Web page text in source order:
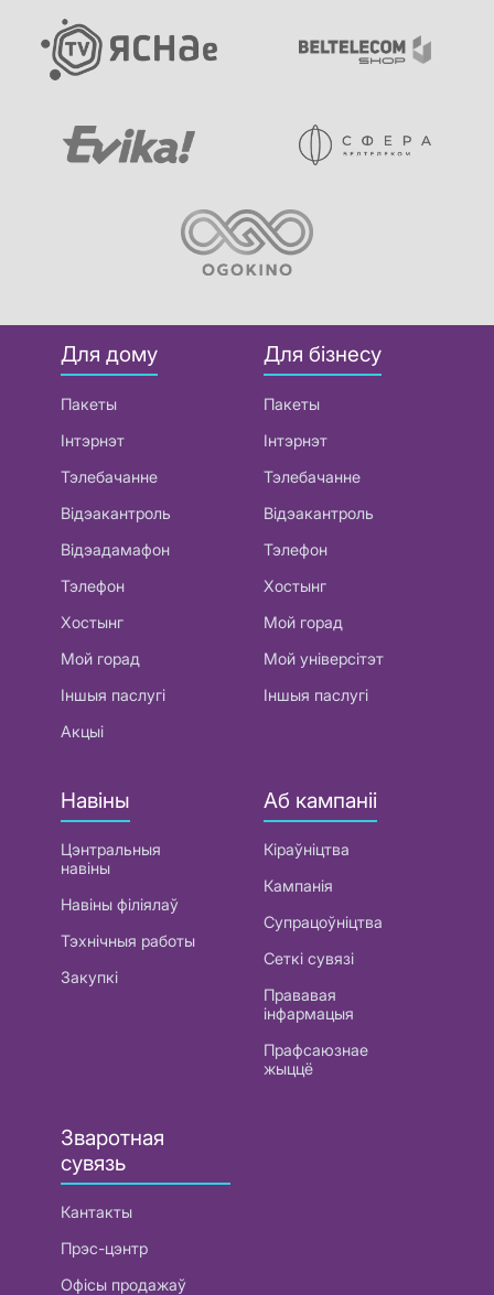
Для дому
Пакеты
Інтэрнэт
Тэлебачанне
Відэакантроль
Відэадамафон
Тэлефон
Хостынг
Мой горад
Іншыя паслугі
Акцыі
Для бізнесу
Пакеты
Інтэрнэт
Тэлебачанне
Відэакантроль
Тэлефон
Хостынг
Мой горад
Мой універсітэт
Іншыя паслугі
Навіны
Цэнтральныя
навіны
Навіны філіялаў
Тэхнічныя работы
Закупкі
Аб кампаніі
Кіраўніцтва
Кампанія
Супрацоўніцтва
Сеткі сувязі
Прававая
інфармацыя
Прафсаюзнае
жыццё
Зваротная
сувязь
Кантакты
Прэс-цэнтр
Офісы продажаў